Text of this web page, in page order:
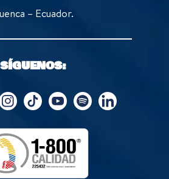
– Ecuador.
SÍGUENOS: